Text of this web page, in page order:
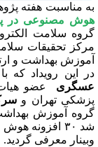
مناسبت هفته
مصنوعی در
سلامت
تحقیقات
بهداشت و
این رویداد که
عضو
تهران و
آموزش بهداشت
شد ۳۰ افزونه
معرفی گردید.